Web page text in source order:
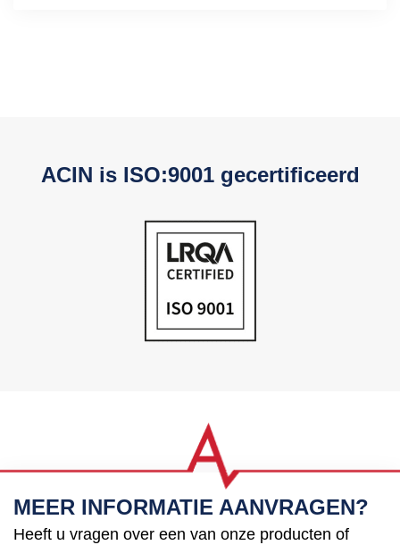
ACIN is ISO:9001 gecertificeerd
MEER INFORMATIE AANVRAGEN?
Heeft u vragen over een van onze producten of